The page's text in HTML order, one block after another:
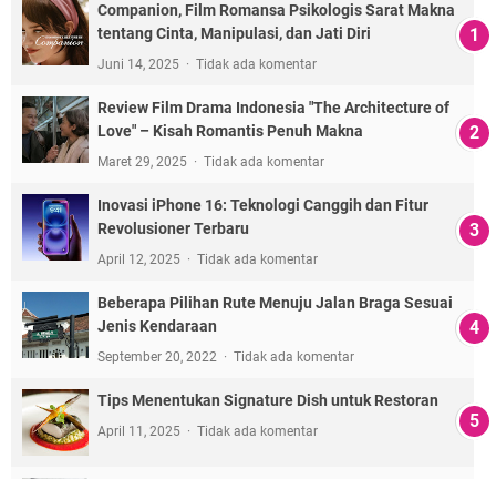
Companion, Film Romansa Psikologis Sarat Makna
tentang Cinta, Manipulasi, dan Jati Diri
Juni 14, 2025 Tidak ada komentar
Review Film Drama Indonesia "The Architecture of
Love" – Kisah Romantis Penuh Makna
Maret 29, 2025 Tidak ada komentar
Inovasi iPhone 16: Teknologi Canggih dan Fitur
Revolusioner Terbaru
April 12, 2025 Tidak ada komentar
Beberapa Pilihan Rute Menuju Jalan Braga Sesuai
Jenis Kendaraan
September 20, 2022 Tidak ada komentar
Tips Menentukan Signature Dish untuk Restoran
April 11, 2025 Tidak ada komentar